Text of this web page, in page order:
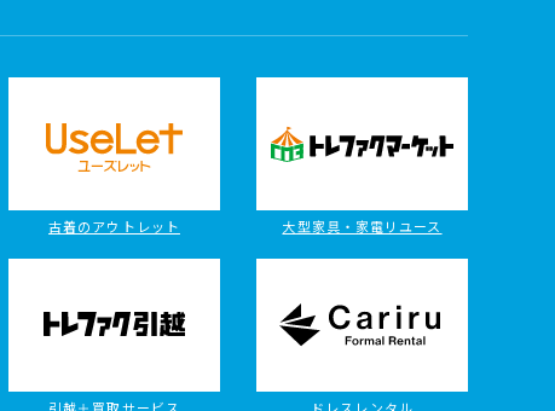
古着のアウトレット 大型家具・家電リユース